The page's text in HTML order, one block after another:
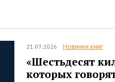
21.07.2026 Новинки книг
«Шестьдесят
которых